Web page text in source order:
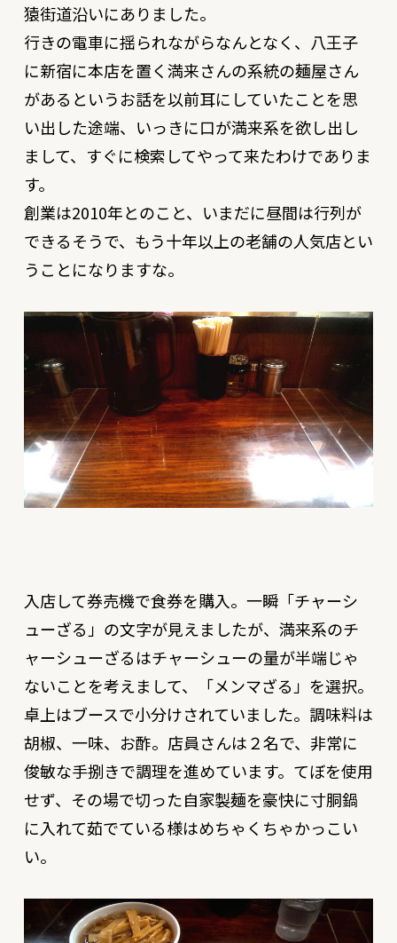
猿街道沿いにありました。
行きの電車に揺られながらなんとなく、八王子
に新宿に本店を置く満来さんの系統の麺屋さん
があるというお話を以前耳にしていたことを思
い出した途端、いっきに口が満来系を欲し出し
まして、すぐに検索してやって来たわけでありま
す。
創業は2010年とのこと、いまだに昼間は行列が
できるそうで、もう十年以上の老舗の人気店とい
うことになりますな。
入店して券売機で食券を購入。一瞬「チャーシ
ューざる」の文字が見えましたが、満来系のチ
ャーシューざるはチャーシューの量が半端じゃ
ないことを考えまして、「メンマざる」を選択。
卓上はブースで小分けされていました。調味料は
胡椒、一味、お酢。店員さんは２名で、非常に
俊敏な手捌きで調理を進めています。てぼを使用
せず、その場で切った自家製麺を豪快に寸胴鍋
に入れて茹でている様はめちゃくちゃかっこい
い。